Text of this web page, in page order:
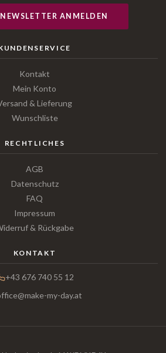
ANMELDEN
Kontakt
Mein Konto
& Lieferung
Wunschliste
RECHTLICHES
AGB
Datenschutz
FAQ
Impressum
& Rückgabe
KONTAKT
+43 676 740 55 12
my-day.at